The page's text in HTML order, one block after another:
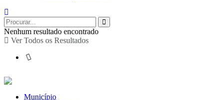
Nenhum resultado encontrado
Ver Todos os Resultados
Município